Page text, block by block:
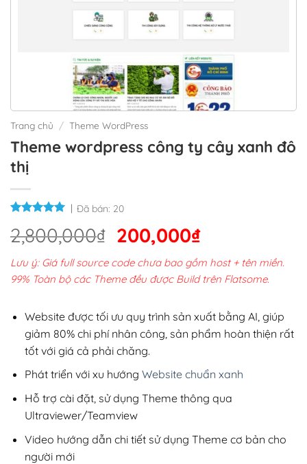
Trang chủ / Theme WordPress
Theme wordpress công ty cây xanh đô
thị
Đã bán: 20
2,800,000₫ Giá
gốc
là:
2,800,000₫.
200,000₫Giá
hiện
tại
200,000₫.
Lưu ý: Giá full source code chưa bao gồm host + tên miền.
99% Toàn bộ các Theme đều được Build trên Flatsome.
Website được tối ưu quy trình sản xuất bằng AI, giúp
giảm 80% chi phí nhân công, sản phẩm hoàn thiện rất
tốt với giá cả phải chăng.
Phát triển với xu hướng Website chuẩn xanh
Hỗ trợ cài đặt, sử dụng Theme thông qua
Ultraviewer/Teamview
Video hướng dẫn chi tiết sử dụng Theme cơ bản cho
người mới